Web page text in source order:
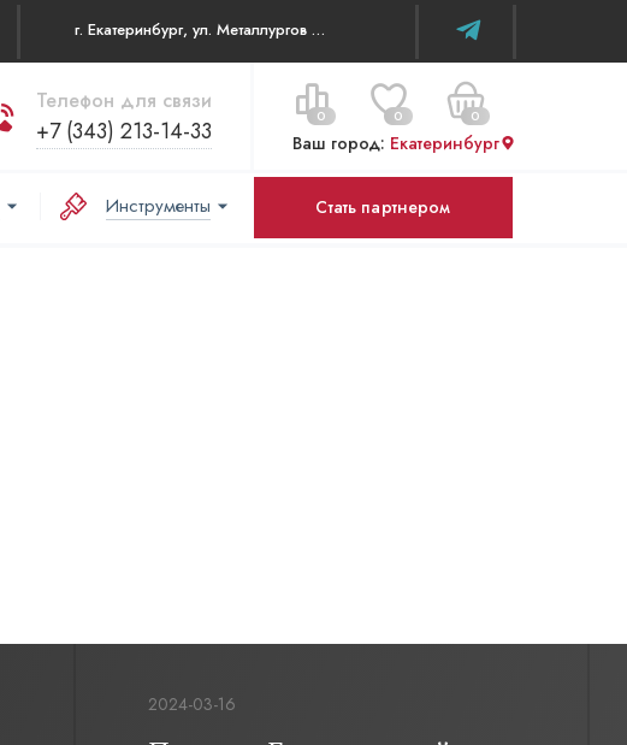
г. Екатеринбург, ул. Металлургов д 84 ТЦ WOW House
Телефон для связи
+7 (343) 213-14-33
0 0 0
Цена за все:
Перейти в корзину
Ваш город: Екатеринбург
Инструменты Стать партнером
2024-03-16